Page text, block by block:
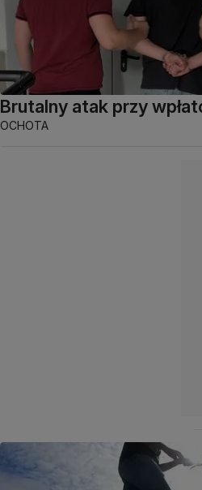
Brutalny atak przy
OCHOTA